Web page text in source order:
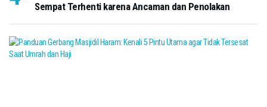
Sempat Terhenti karena Ancaman dan Penolakan